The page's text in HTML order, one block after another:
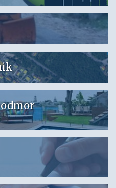
odmor